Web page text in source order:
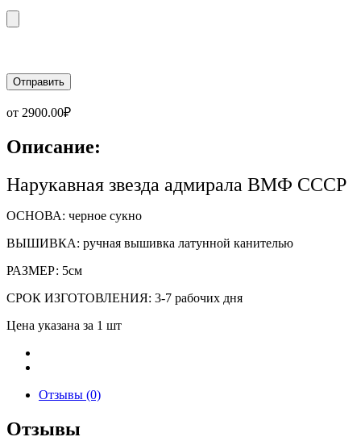
от 2900.00₽
Описание:
Нарукавная звезда адмирала ВМФ СССР
ОСНОВА: черное сукно
ВЫШИВКА: ручная вышивка латунной канителью
РАЗМЕР: 5см
СРОК ИЗГОТОВЛЕНИЯ: 3-7 рабочих дня
Цена указана за 1 шт
Отзывы (0)
Отзывы